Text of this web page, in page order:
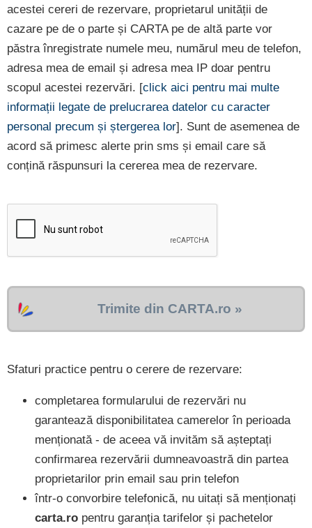
acestei cereri de rezervare, proprietarul unității de
cazare pe de o parte și CARTA pe de altă parte vor
păstra înregistrate numele meu, numărul meu de telefon,
adresa mea de email și adresa mea IP doar pentru
scopul acestei rezervări. [click aici pentru mai multe
informații legate de prelucrarea datelor cu caracter
personal precum și ștergerea lor]. Sunt de asemenea de
acord să primesc alerte prin sms și email care să
conțină răspunsuri la cererea mea de rezervare.
Trimite din CARTA.ro »
Sfaturi practice pentru o cerere de rezervare:
completarea formularului de rezervări nu
garantează disponibilitatea camerelor în perioada
menționată - de aceea vă invităm să așteptați
confirmarea rezervării dumneavoastră din partea
proprietarilor prin email sau prin telefon
într-o convorbire telefonică, nu uitați să menționați
carta.ro pentru garanția tarifelor și pachetelor